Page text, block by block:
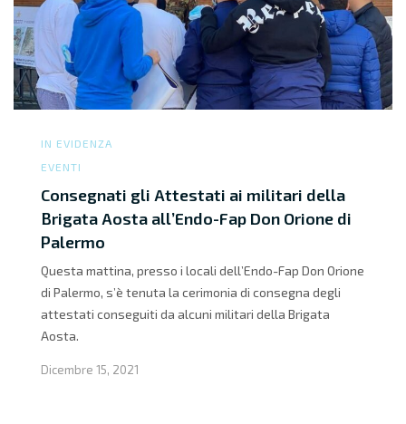
IN EVIDENZA
EVENTI
Consegnati gli Attestati ai militari della
Brigata Aosta all’Endo-Fap Don Orione di
Palermo
Questa mattina, presso i locali dell’Endo-Fap Don Orione
di Palermo, s’è tenuta la cerimonia di consegna degli
attestati conseguiti da alcuni militari della Brigata
Aosta.
Dicembre 15, 2021